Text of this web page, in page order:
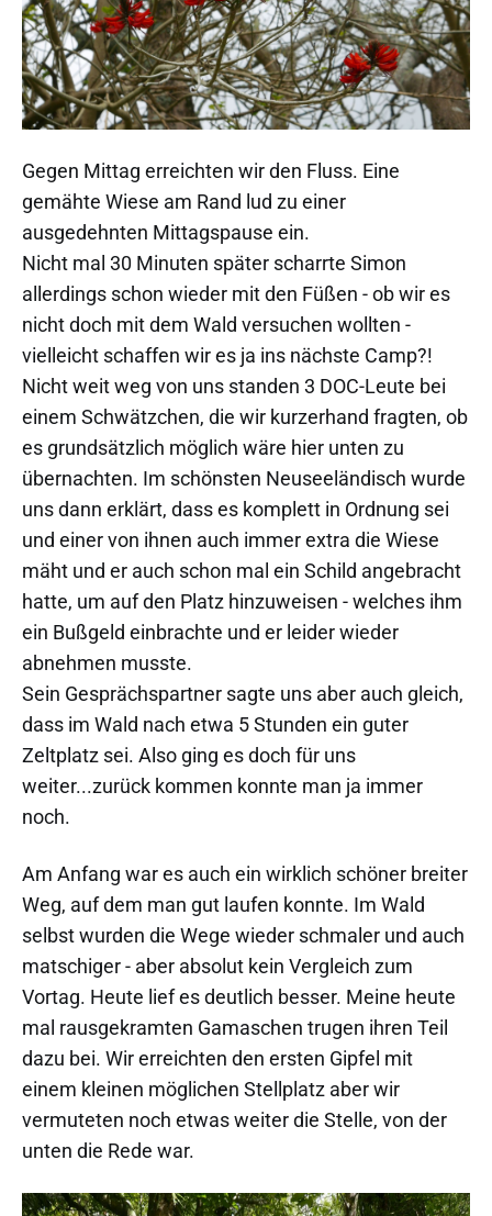
Gegen Mittag erreichten wir den Fluss. Eine
gemähte Wiese am Rand lud zu einer
ausgedehnten Mittagspause ein.
Nicht mal 30 Minuten später scharrte Simon
allerdings schon wieder mit den Füßen - ob wir es
nicht doch mit dem Wald versuchen wollten -
vielleicht schaffen wir es ja ins nächste Camp?!
Nicht weit weg von uns standen 3 DOC-Leute bei
einem Schwätzchen, die wir kurzerhand fragten, ob
es grundsätzlich möglich wäre hier unten zu
übernachten. Im schönsten Neuseeländisch wurde
uns dann erklärt, dass es komplett in Ordnung sei
und einer von ihnen auch immer extra die Wiese
mäht und er auch schon mal ein Schild angebracht
hatte, um auf den Platz hinzuweisen - welches ihm
ein Bußgeld einbrachte und er leider wieder
abnehmen musste.
Sein Gesprächspartner sagte uns aber auch gleich,
dass im Wald nach etwa 5 Stunden ein guter
Zeltplatz sei. Also ging es doch für uns
weiter...zurück kommen konnte man ja immer
noch.
Am Anfang war es auch ein wirklich schöner breiter
Weg, auf dem man gut laufen konnte. Im Wald
selbst wurden die Wege wieder schmaler und auch
matschiger - aber absolut kein Vergleich zum
Vortag. Heute lief es deutlich besser. Meine heute
mal rausgekramten Gamaschen trugen ihren Teil
dazu bei. Wir erreichten den ersten Gipfel mit
einem kleinen möglichen Stellplatz aber wir
vermuteten noch etwas weiter die Stelle, von der
unten die Rede war.